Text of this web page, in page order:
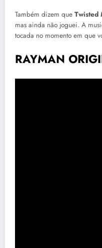
Também dizem que Twisted
mas ainda não joguei. A
tocada no momento em que
RAYMAN